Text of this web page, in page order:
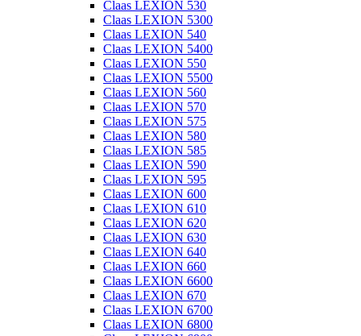
Claas LEXION 530
Claas LEXION 5300
Claas LEXION 540
Claas LEXION 5400
Claas LEXION 550
Claas LEXION 5500
Claas LEXION 560
Claas LEXION 570
Claas LEXION 575
Claas LEXION 580
Claas LEXION 585
Claas LEXION 590
Claas LEXION 595
Claas LEXION 600
Claas LEXION 610
Claas LEXION 620
Claas LEXION 630
Claas LEXION 640
Claas LEXION 660
Claas LEXION 6600
Claas LEXION 670
Claas LEXION 6700
Claas LEXION 6800